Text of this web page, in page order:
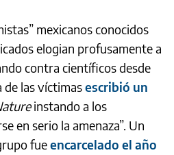
mexicanos conocidos
elogian profusamente a
contra científicos desde
de las víctimasescribió un
instando a los
en serio la amenaza”. Un
fueencarcelado el año